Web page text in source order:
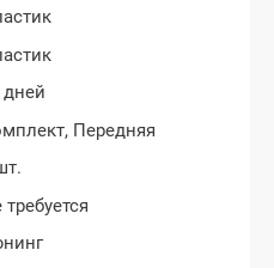
дней
Передняя
требуется